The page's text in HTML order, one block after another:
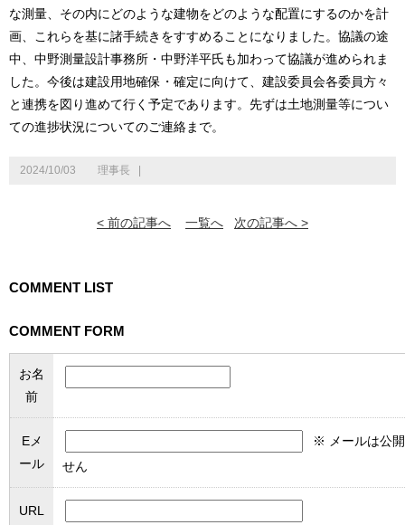
な測量、その内にどのような建物をどのような配置にするのかを計
画、これらを基に諸手続きをすすめることになりました。協議の途
中、中野測量設計事務所・中野洋平氏も加わって協議が進められま
した。今後は建設用地確保・確定に向けて、建設委員会各委員方々
と連携を図り進めて行く予定であります。先ずは土地測量等につい
ての進捗状況についてのご連絡まで。
2024/10/03 理事長
< 前の記事へ 一覧へ 次の記事へ >
COMMENT LIST
COMMENT FORM
お名
前
Eメ
ール
※ メールは公
せん
URL